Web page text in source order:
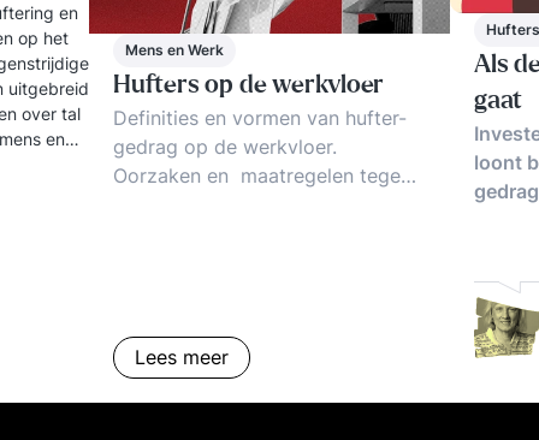
en
op het
uitgebreid
over tal
en
Mens en Werk
Hufters op de werkvloer
Definities en vormen van hufter-
gedrag op de werkvloer.
Oorzaken en maatregelen tegen
Lees meer
Als
gaat
loont